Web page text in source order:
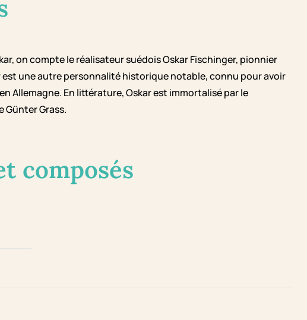
on compte le réalisateur suédois Oskar Fischinger, pionnier
une autre personnalité historique notable, connu pour avoir
Allemagne. En littérature, Oskar est immortalisé par le
Günter Grass.
composés